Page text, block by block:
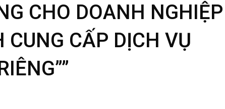
CHO DOANH NGHIỆP
CUNG CẤP DỊCH VỤ